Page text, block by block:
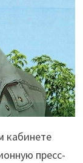
кабинете
пресс-